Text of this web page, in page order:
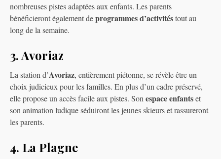
nombreuses pistes adaptées aux enfants. Les parents
bénéficieront également deprogrammes d’activitéstout au
long de la semaine.
3. Avoriaz
La station d’Avoriaz, entièrement piétonne, se révèle être un
choix judicieux pour les familles. En plus d’un cadre préservé,
elle propose un accès facile aux pistes. Son espace enfantset
son animation ludique séduiront les jeunes skieurs et rassureront
les parents.
4. La Plagne